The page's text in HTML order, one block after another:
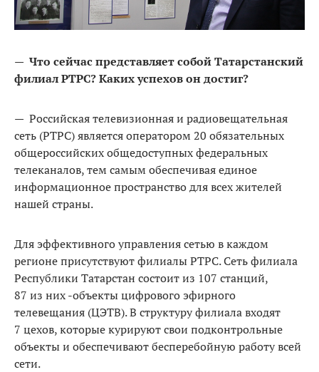
— Что сейчас представляет собой Татарстанский
филиал РТРС? Каких успехов он достиг?
— Российская телевизионная и радиовещательная
сеть (РТРС) является оператором 20 обязательных
общероссийских общедоступных федеральных
телеканалов, тем самым обеспечивая единое
информационное пространство для всех жителей
нашей страны.
Для эффективного управления сетью в каждом
регионе присутствуют филиалы РТРС. Сеть филиала
Республики Татарстан состоит из 107 станций,
87 из них -объекты цифрового эфирного
телевещания (ЦЭТВ). В структуру филиала входят
7 цехов, которые курируют свои подконтрольные
объекты и обеспечивают бесперебойную работу всей
сети.